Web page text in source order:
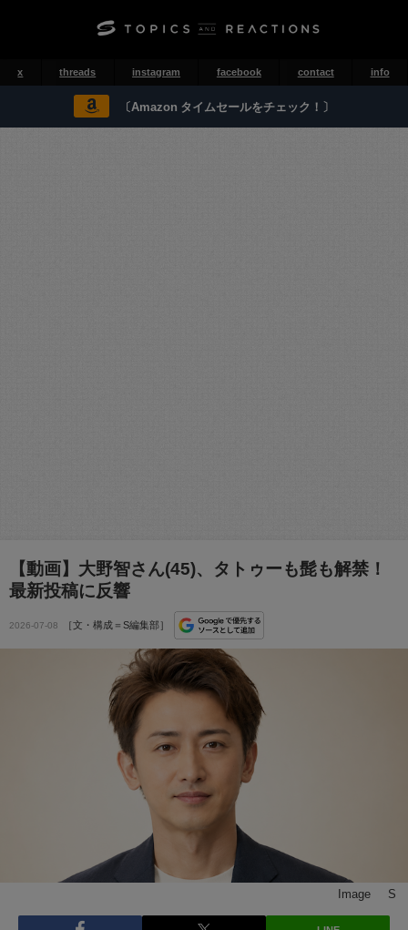
x threads instagram facebook contact info
〔Amazon タイムセールをチェック！〕
【動画】大野智さん(45)、タトゥーも髭も解禁！
最新投稿に反響
2026-07-08 ［文・構成＝S編集部］
Image © S